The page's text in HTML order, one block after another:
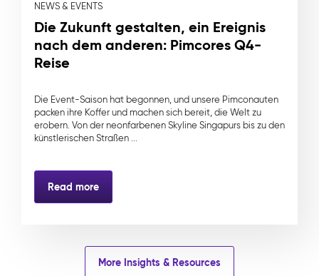
NEWS & EVENTS
Die Zukunft gestalten, ein Ereignis
nach dem anderen: Pimcores Q4-
Reise
Die Event-Saison hat begonnen, und unsere Pimconauten
packen ihre Koffer und machen sich bereit, die Welt zu
erobern. Von der neonfarbenen Skyline Singapurs bis zu den
künstlerischen Straßen ...
Read more
More Insights & Resources